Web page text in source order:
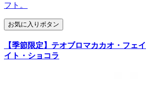
フト。
お気に入りボタン
【季節限定】テオブロマカカオ・フェ
イト・ショコラ